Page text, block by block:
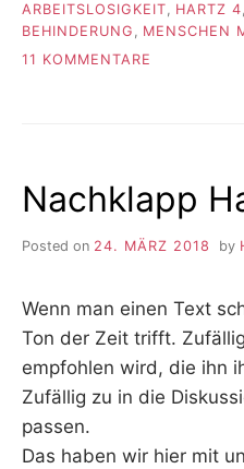
ARBEITSLOSIGKEIT, HARTZ 4,
BEHINDERUNG , MENSCHEN
11 KOMMENTARE
Nachklapp
Posted on 24. MÄRZ 2018 by
Wenn man einen Text
Ton der Zeit trifft.
empfohlen wird, die ihn
Zufällig zu in die
passen.
Das haben wir hier mit